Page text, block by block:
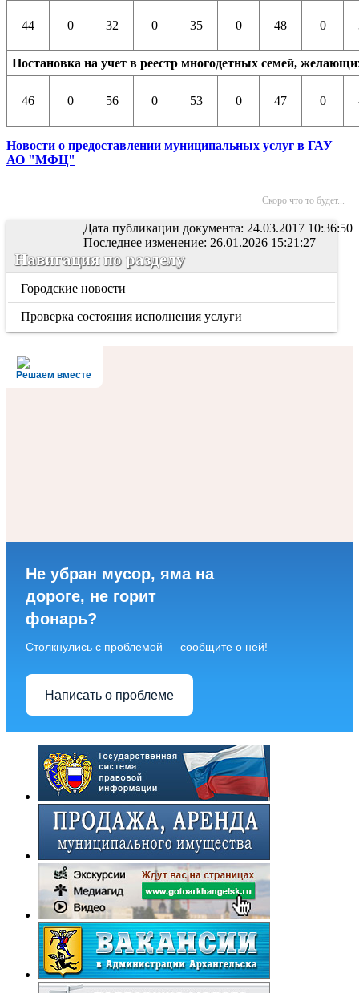
44 0 32 0 35 0 48 0
Постановка на учет в реестр многодетных семей,
46 0 56 0 53 0 47 0
Новости о предоставлении муниципальных услуг в ГАУ
АО "МФЦ"
Скоро что то будет...
Дата публикации документа: 24.03.2017 10:36:50
Последнее изменение: 26.01.2026 15:21:27
Навигация по разделу
Городские новости
Проверка состояния исполнения услуги
Решаем вместе
Не убран мусор, яма на
дороге, не горит
фонарь?
Столкнулись с проблемой — сообщите о ней!
Написать о проблеме